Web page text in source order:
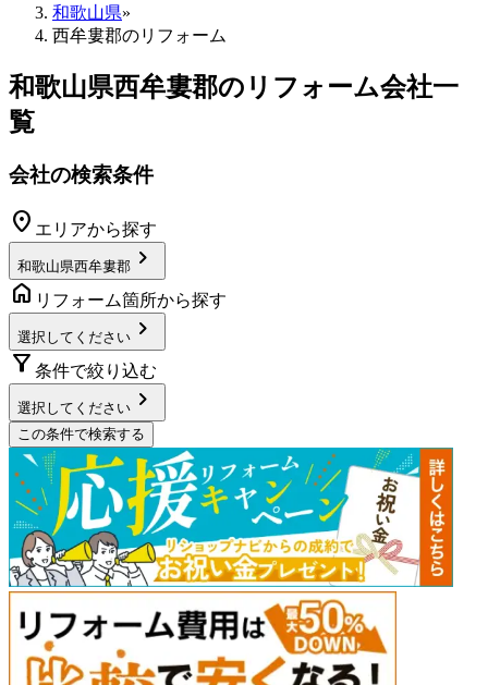
和歌山県»
西牟婁郡のリフォーム
和歌山県西牟婁郡のリフォーム会社一
覧
会社の検索条件
location_on エリアから探す
和歌山県西牟婁郡 chevron_right
home リフォーム箇所から探す
選択してください chevron_right
filter_alt 条件で絞り込む
選択してください chevron_right
この条件で検索する